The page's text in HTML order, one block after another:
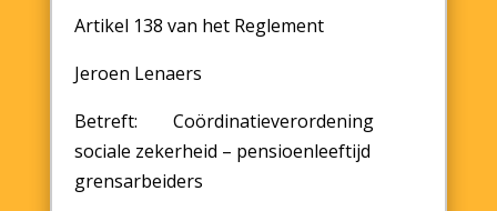
Artikel 138 van het Reglement
Jeroen Lenaers
Betreft: Coördinatieverordening
sociale zekerheid – pensioenleeftijd
grensarbeiders